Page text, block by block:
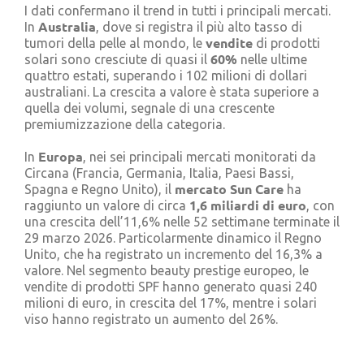
I dati confermano il trend in tutti i principali mercati.
In Australia, dove si registra il più alto tasso di
tumori della pelle al mondo, le vendite di prodotti
solari sono cresciute di quasi il 60% nelle ultime
quattro estati, superando i 102 milioni di dollari
australiani. La crescita a valore è stata superiore a
quella dei volumi, segnale di una crescente
premiumizzazione della categoria.
In Europa, nei sei principali mercati monitorati da
Circana (Francia, Germania, Italia, Paesi Bassi,
Spagna e Regno Unito), il mercato Sun Care ha
raggiunto un valore di circa 1,6 miliardi di euro, con
una crescita dell’11,6% nelle 52 settimane terminate il
29 marzo 2026. Particolarmente dinamico il Regno
Unito, che ha registrato un incremento del 16,3% a
valore. Nel segmento beauty prestige europeo, le
vendite di prodotti SPF hanno generato quasi 240
milioni di euro, in crescita del 17%, mentre i solari
viso hanno registrato un aumento del 26%.